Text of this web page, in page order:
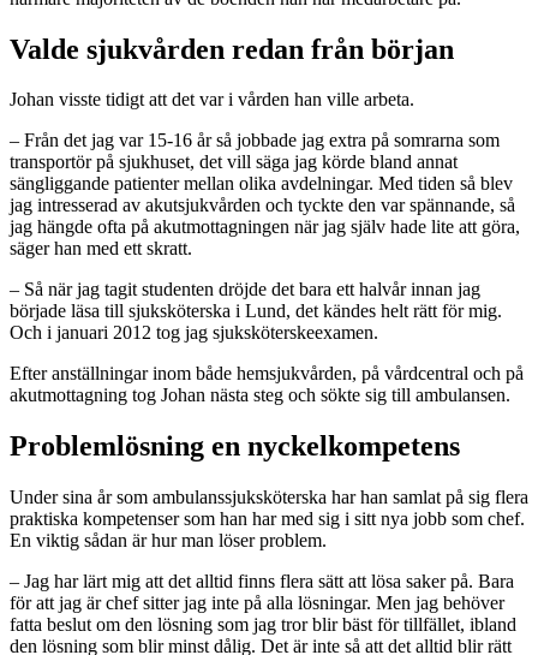
Valde sjukvården redan från början
Johan visste tidigt att det var i vården han ville arbeta.
– Från det jag var 15-16 år så jobbade jag extra på somrarna som
transportör på sjukhuset, det vill säga jag körde bland annat
sängliggande patienter mellan olika avdelningar. Med tiden så blev
jag intresserad av akutsjukvården och tyckte den var spännande, så
jag hängde ofta på akutmottagningen när jag själv hade lite att göra,
säger han med ett skratt.
– Så när jag tagit studenten dröjde det bara ett halvår innan jag
började läsa till sjuksköterska i Lund, det kändes helt rätt för mig.
Och i januari 2012 tog jag sjuksköterskeexamen.
Efter anställningar inom både hemsjukvården, på vårdcentral och på
akutmottagning tog Johan nästa steg och sökte sig till ambulansen.
Problemlösning en nyckelkompetens
Under sina år som ambulanssjuksköterska har han samlat på sig flera
praktiska kompetenser som han har med sig i sitt nya jobb som chef.
En viktig sådan är hur man löser problem.
– Jag har lärt mig att det alltid finns flera sätt att lösa saker på. Bara
för att jag är chef sitter jag inte på alla lösningar. Men jag behöver
fatta beslut om den lösning som jag tror blir bäst för tillfället, ibland
den lösning som blir minst dålig. Det är inte så att det alltid blir rätt